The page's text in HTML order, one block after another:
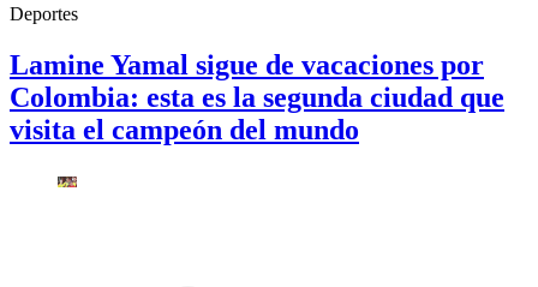
Deportes
Lamine Yamal sigue de vacaciones por
Colombia: esta es la segunda ciudad que
visita el campeón del mundo